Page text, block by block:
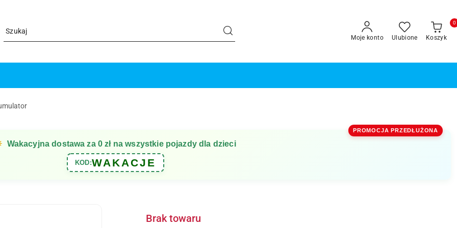
Moje konto Ulubione Koszyk
0
PROMOCJA PRZEDŁUŻONA
Wakacyjna dostawa za 0 zł na wszystkie pojazdy dla dzieci
KOD:WAKACJE
Brak towaru